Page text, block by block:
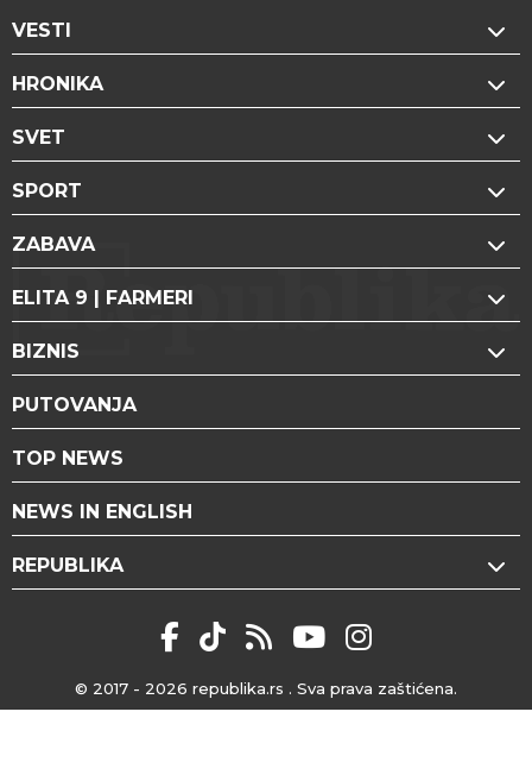
VESTI
HRONIKA
SVET
SPORT
ZABAVA
ELITA 9 | FARMERI
BIZNIS
PUTOVANJA
TOP NEWS
NEWS IN ENGLISH
REPUBLIKA
© 2017 - 2026 republika.rs . Sva prava zaštićena.